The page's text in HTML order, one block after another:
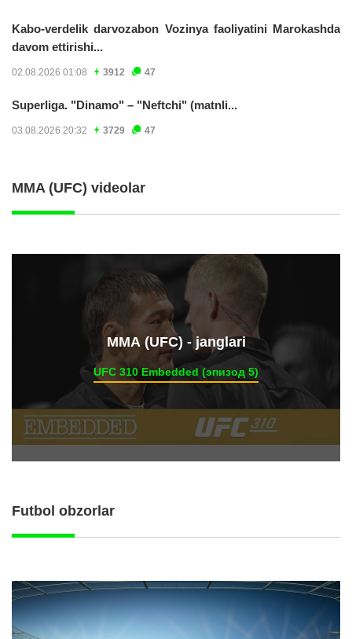
Kabo-verdelik darvozabon Vozinya faoliyatini Marokashda
davom ettirishi...
02.08.2026 01:08 3912 47
Superliga. "Dinamo" – "Neftchi" (matnli...
03.08.2026 20:32 3729 47
MMA (UFC) videolar
ММА (UFC) - janglari
UFC 310 Embedded (эпизод 5)
Futbol obzorlar